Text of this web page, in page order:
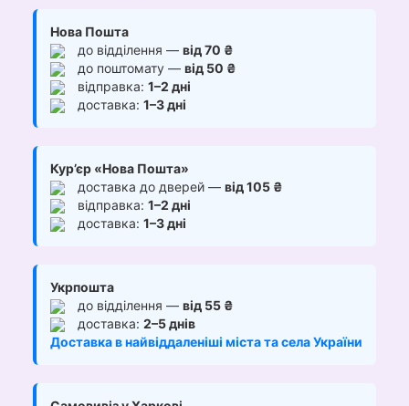
Нова Пошта
до відділення — від 70 ₴
до поштомату — від 50 ₴
відправка: 1–2 дні
доставка: 1–3 дні
Кур’єр «Нова Пошта»
доставка до дверей — від 105 ₴
відправка: 1–2 дні
доставка: 1–3 дні
Укрпошта
до відділення — від 55 ₴
доставка: 2–5 днів
Доставка в найвіддаленіші міста та села України